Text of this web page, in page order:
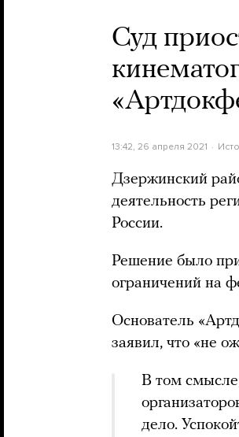
Суд
13:42, 26 апреля 2021
Дзержинский
деятельность
России.
Решение было
ограничений на
Основатель
заявил, что «не
В том
дело.